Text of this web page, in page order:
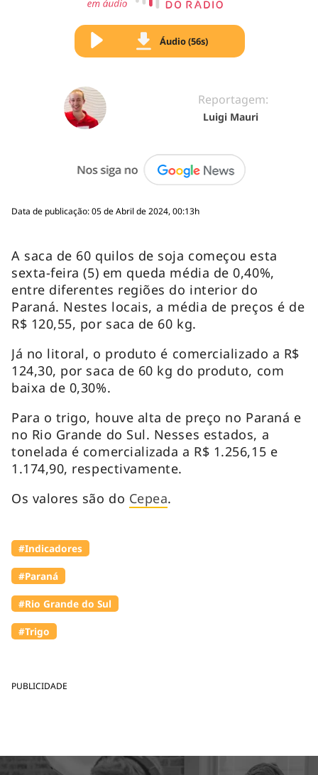
PUBLICIDADE
Áudio (56s)
Reportagem:
Luigi Mauri
Data de publicação: 05 de Abril de 2024, 00:13h
A saca de 60 quilos de soja começou esta
sexta-feira (5) em queda média de 0,40%,
entre diferentes regiões do interior do
Paraná. Nestes locais, a média de preços é de
R$ 120,55, por saca de 60 kg.
Já no litoral, o produto é comercializado a R$
124,30, por saca de 60 kg do produto, com
baixa de 0,30%.
Para o trigo, houve alta de preço no Paraná e
no Rio Grande do Sul. Nesses estados, a
tonelada é comercializada a R$ 1.256,15 e
1.174,90, respectivamente.
Os valores são do Cepea.
#Indicadores
#Paraná
#Rio Grande do Sul
#Trigo